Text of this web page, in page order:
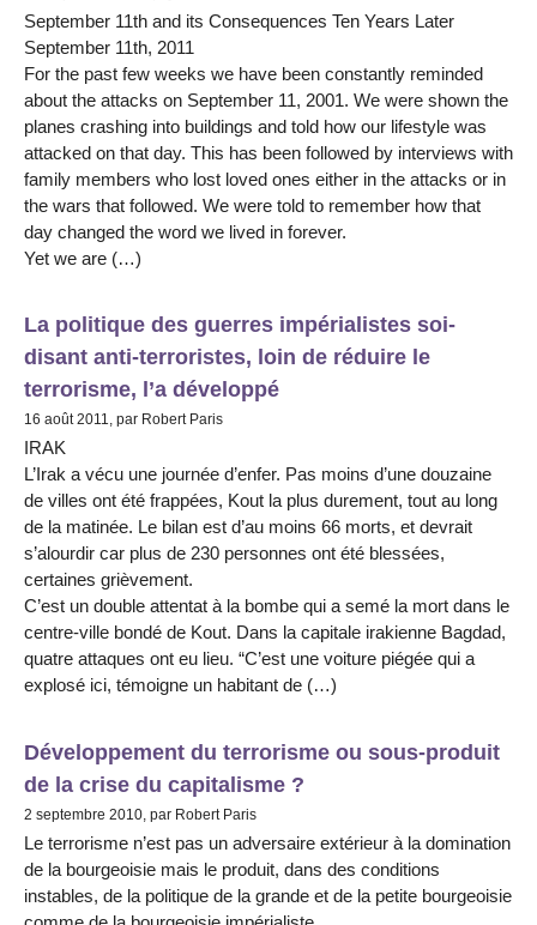
September 11th and its Consequences Ten Years Later
September 11th, 2011
For the past few weeks we have been constantly reminded
about the attacks on September 11, 2001. We were shown the
planes crashing into buildings and told how our lifestyle was
attacked on that day. This has been followed by interviews with
family members who lost loved ones either in the attacks or in
the wars that followed. We were told to remember how that
day changed the word we lived in forever.
Yet we are (…)
La politique des guerres impérialistes soi-
disant anti-terroristes, loin de réduire le
terrorisme, l’a développé
16 août 2011, par Robert Paris
IRAK
L’Irak a vécu une journée d’enfer. Pas moins d’une douzaine
de villes ont été frappées, Kout la plus durement, tout au long
de la matinée. Le bilan est d’au moins 66 morts, et devrait
s’alourdir car plus de 230 personnes ont été blessées,
certaines grièvement.
C’est un double attentat à la bombe qui a semé la mort dans le
centre-ville bondé de Kout. Dans la capitale irakienne Bagdad,
quatre attaques ont eu lieu. “C’est une voiture piégée qui a
explosé ici, témoigne un habitant de (…)
Développement du terrorisme ou sous-produit
de la crise du capitalisme ?
2 septembre 2010, par Robert Paris
Le terrorisme n’est pas un adversaire extérieur à la domination
de la bourgeoisie mais le produit, dans des conditions
instables, de la politique de la grande et de la petite bourgeoisie